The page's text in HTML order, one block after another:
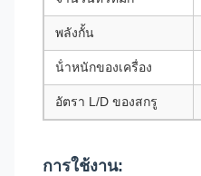
พลังกั้น
น้ําหนักของเครื่อง
อัตรา L/D ของสกรู
การใช้งาน: